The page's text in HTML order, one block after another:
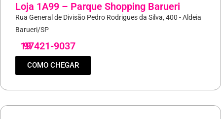
Loja 1A99 – Parque Shopping Barueri
Rua General de Divisão Pedro Rodrigues da Silva, 400 - Aldeia
Barueri/SP
19
97421-9037
COMO CHEGAR